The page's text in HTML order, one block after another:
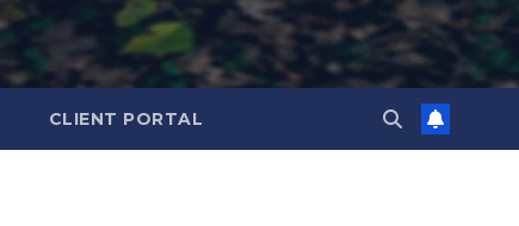
CLIENT PORTAL